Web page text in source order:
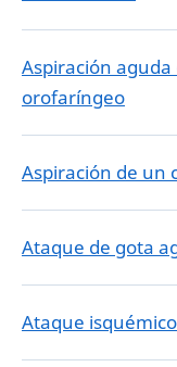
Aspiración
orofaríngeo
Aspiración de un
Ataque de gota
Ataque